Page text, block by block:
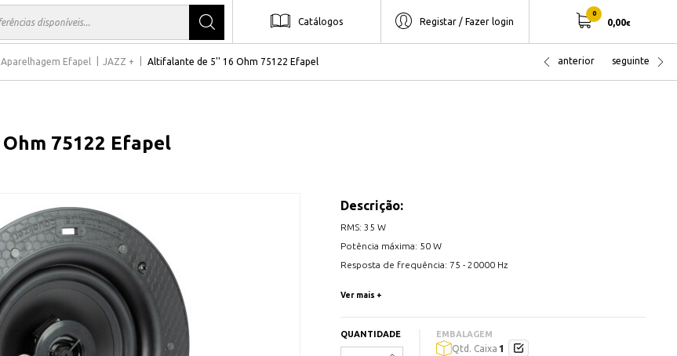
Catálogos Registar / Fazer login
0
0,00€
Aparelhagem Efapel JAZZ + Altifalante de 5'' 16 Ohm 75122 Efapel anterior seguinte
75122 Efapel
Descrição:
RMS: 35 W
Potência máxima: 50 W
Resposta de frequência: 75 - 20000 Hz
Ver mais +
QUANTIDADE EMBALAGEM
Qtd. Caixa 1